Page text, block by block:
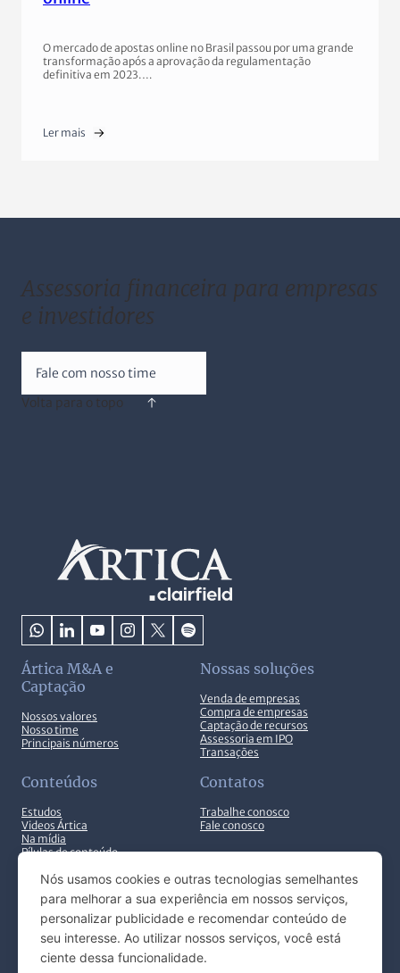
O mercado de apostas online no Brasil passou por uma grande
transformação após a aprovação da regulamentação
definitiva em 2023.…
Ler mais
Assessoria financeira para empresas
e investidores
Fale com nosso time
Volta para o topo
Ártica M&A e
Captação
Nossos valores
Nosso time
Principais números
Nossas soluções
Venda de empresas
Compra de empresas
Captação de recursos
Assessoria em IPO
Transações
Conteúdos
Estudos
Videos Ártica
Na mídia
Pílulas de conteúdo
Contatos
Trabalhe conosco
Fale conosco
© ARTICA INVESTIMENTOS 2025. TODOS OS DIREITOS
RESERVADOS.
Nós usamos cookies e outras tecnologias semelhantes
para melhorar a sua experiência em nossos serviços,
personalizar publicidade e recomendar conteúdo de
seu interesse. Ao utilizar nossos serviços, você está
ciente dessa funcionalidade.